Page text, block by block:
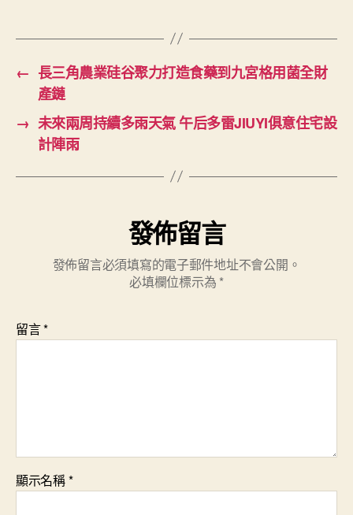
← 長三角農業硅谷聚力打造食藥到九宮格用菌全財
產鏈
→ 未來兩周持續多雨天氣 午后多雷JIUYI俱意住宅設
計陣雨
發佈留言
發佈留言必須填寫的電子郵件地址不會公開。
必填欄位標示為 *
留言*
顯示名稱*